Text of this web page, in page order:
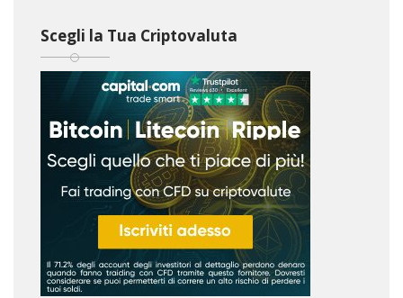
Scegli la Tua Criptovaluta